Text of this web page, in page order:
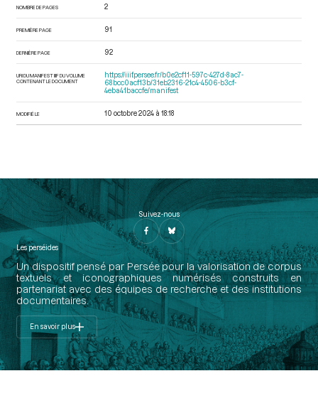
NOMBRE DE PAGES 2
PREMIÈRE PAGE 91
DERNIÈRE PAGE 92
URI DU MANIFEST IIIF DU VOLUME
CONTENANT LE DOCUMENT
https://iiif.persee.fr/b0e2cf11-597c-427d-8ac7-
68bcc0acf13b/31eb2316-21c4-4506-b3cf-
4eba41baccfe/manifest
MODIFIÉ LE 10 octobre 2024 à 18:18
Suivez-nous
Les perséides
Un dispositif pensé par Persée pour la valorisation de corpus
textuels et iconographiques numérisés construits en
partenariat avec des équipes de recherche et des institutions
documentaires.
En savoir plus